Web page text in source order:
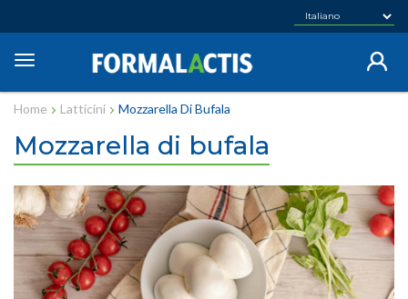
principale
Home Latticini Mozzarella Di Bufala
Mozzarella di bufala